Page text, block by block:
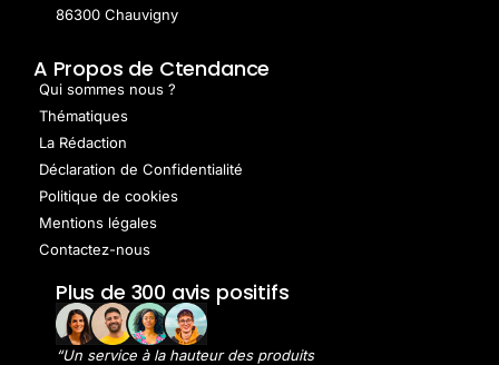
86300 Chauvigny
A Propos de Ctendance
Qui sommes nous ?
Thématiques
La Rédaction
Déclaration de Confidentialité
Politique de cookies
Mentions légales
Contactez-nous
Plus de 300 avis positifs
“Un service à la hauteur des produits